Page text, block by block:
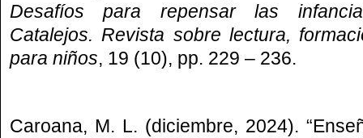
Desafíos para repensar las
Catalejos. Revista sobre lectura,
para niños, 19 (10), pp. 229 – 236.
Caroana, M. L. (diciembre, 2024).